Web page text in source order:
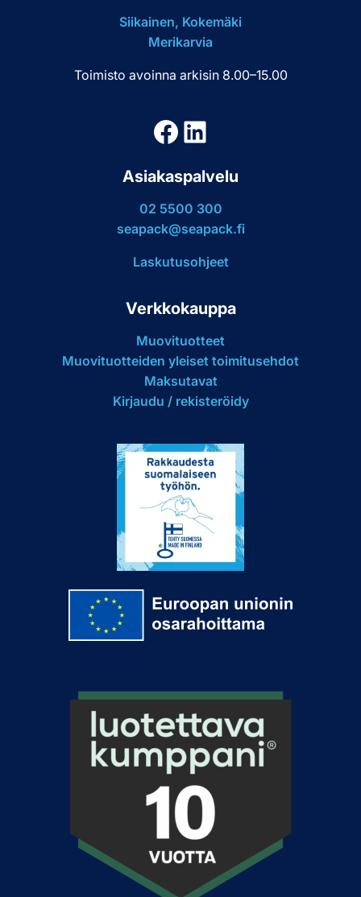
Siikainen, Kokemäki
Merikarvia
Toimisto avoinna arkisin 8.00–15.00
Facebook
LinkedIn
Asiakaspalvelu
02 5500 300
seapack@seapack.fi
Laskutusohjeet
Verkkokauppa
Muovituotteet
Muovituotteiden yleiset toimitusehdot
Maksutavat
Kirjaudu / rekisteröidy